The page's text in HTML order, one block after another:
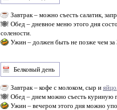
Завтрак – можно съесть салатик,
Обед – дневное меню этого дня
солености.
Ужин – должен быть не позже чем за
Белковый день
Завтрак – кофе с молоком, сыр и яйцо
Обед – днем можно съесть куриную
Ужин – вечером этого дня можно